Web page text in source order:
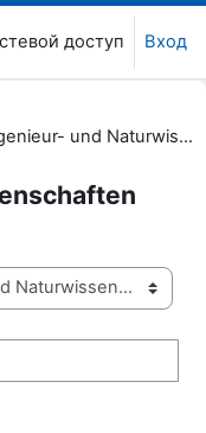
доступ Вход
Ingenieur- und Naturwissenschaften (INW)